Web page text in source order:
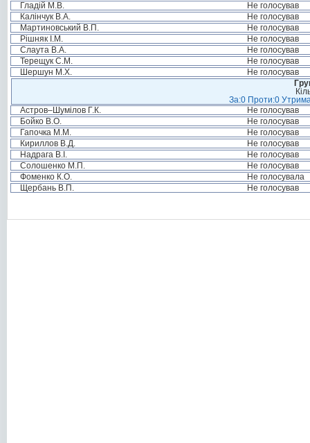
Гладій М.В.
Не голосував
Калінчук В.А.
Не голосував
Мартиновський В.П.
Не голосував
Рішняк І.М.
Не голосував
Слаута В.А.
Не голосував
Терещук С.М.
Не голосував
Шершун М.Х.
Не голосував
За:0 Проти:0
Астров–Шумілов Г.К.
Не голосував
Бойко В.О.
Не голосував
Гапочка М.М.
Не голосував
Кириллов В.Д.
Не голосував
Надрага В.І.
Не голосував
Солошенко М.П.
Не голосував
Фоменко К.О.
Не голосувала
Щербань В.П.
Не голосував